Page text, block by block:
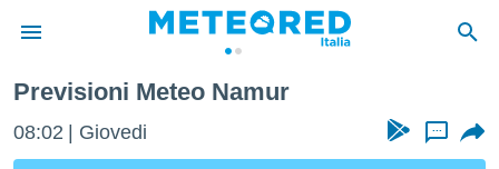
di
Previsioni Meteo Namur
08:02 Giovedi ...